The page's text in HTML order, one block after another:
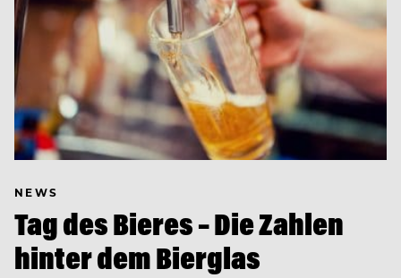
NEWS
Tag des Bieres – Die Zahlen
hinter dem Bierglas